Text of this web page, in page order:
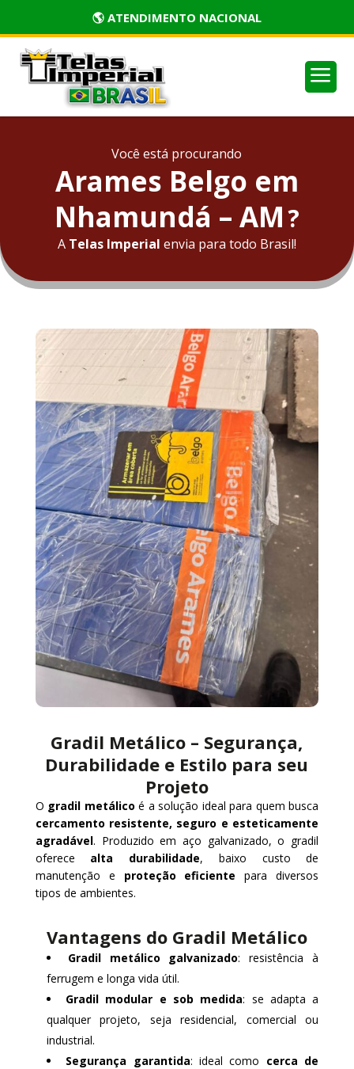
🏅 PRODUTOS CERTIFICADOS
a
Você está procurando
Arames Belgo em
Nhamundá – AM?
A Telas Imperial envia para todo Brasil!
Gradil Metálico – Segurança,
Durabilidade e Estilo para seu
Projeto
O gradil metálico é a solução ideal para quem busca
cercamento resistente, seguro e esteticamente
agradável. Produzido em aço galvanizado, o gradil
oferece alta durabilidade, baixo custo de
manutenção e proteção eficiente para diversos
tipos de ambientes.
Vantagens do Gradil Metálico
Gradil metálico galvanizado: resistência à
ferrugem e longa vida útil.
Gradil modular e sob medida: se adapta a
qualquer projeto, seja residencial, comercial ou
industrial.
Segurança garantida: ideal como cerca de